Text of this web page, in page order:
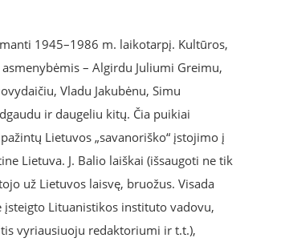
1945–1986 m. laikotarpį. Kultūros,
– Algirdu Juliumi Greimu,
Vladu Jakubėnu, Simu
ir daugeliu kitų. Čia puikiai
Lietuvos „savanoriško“ įstojimo į
Lietuva. J. Balio laiškai (išsaugoti ne tik
už Lietuvos laisvę, bruožus. Visada
įsteigto Lituanistikos instituto vadovu,
vyriausiuoju redaktoriumi ir t.t.),